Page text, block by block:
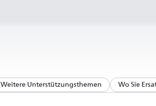
Weitere Unterstützungsthemen Wo Sie